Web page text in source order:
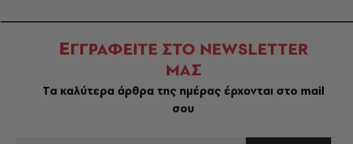
ΕΓΓΡΑΦΕΙΤΕ ΣΤΟ NEWSLETTER
ΜΑΣ
Tα καλύτερα άρθρα της ημέρας έρχονται στο mail
σου